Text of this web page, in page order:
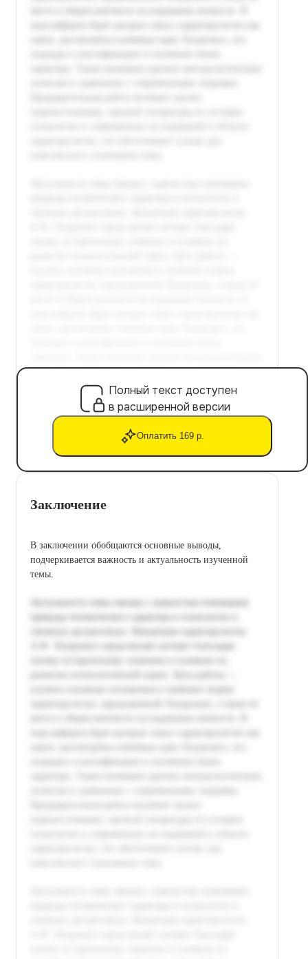
Полный текст доступен
в расширенной версии
Оплатить 169 р.
Заключение
В заключении обобщаются основные выводы,
подчеркивается важность и актуальность изученной
темы.